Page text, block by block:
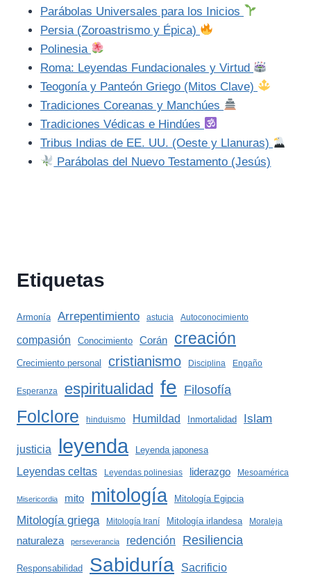
Parábolas Universales para los Inicios
Persia (Zoroastrismo y Épica)
Polinesia
Roma: Leyendas Fundacionales y Virtud
Teogonía y Panteón Griego (Mitos Clave)
Tradiciones Coreanas y Manchúes
Tradiciones Védicas e Hindúes
Tribus Indias de EE. UU. (Oeste y Llanuras)
Parábolas del Nuevo Testamento (Jesús)
Etiquetas
Armonía Arrepentimiento astucia Autoconocimiento
compasión Conocimiento Corán creación
Crecimiento personal cristianismo Disciplina Engaño
Esperanza espiritualidad fe Filosofía
Folclore hinduismo Humildad Inmortalidad Islam
justicia leyenda Leyenda japonesa
Leyendas celtas Leyendas polinesias liderazgo Mesoamérica
Misericordia mito mitología Mitología Egipcia
Mitología griega Mitología Iraní Mitología irlandesa Moraleja
naturaleza perseverancia redención Resiliencia
Responsabilidad Sabiduría Sacrificio